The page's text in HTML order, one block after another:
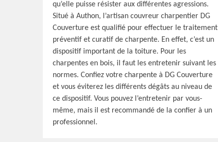
qu’elle puisse résister aux différentes agressions.
Situé à Authon, l’artisan couvreur charpentier DG
Couverture est qualifié pour effectuer le traitement
préventif et curatif de charpente. En effet, c’est un
dispositif important de la toiture. Pour les
charpentes en bois, il faut les entretenir suivant les
normes. Confiez votre charpente à DG Couverture
et vous éviterez les différents dégâts au niveau de
ce dispositif. Vous pouvez l’entretenir par vous-
même, mais il est recommandé de la confier à un
professionnel.